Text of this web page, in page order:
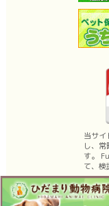
当サイ
し、
す。
て、検